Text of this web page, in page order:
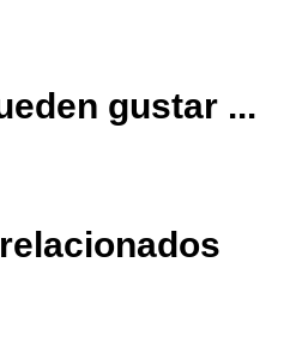
gustar ...